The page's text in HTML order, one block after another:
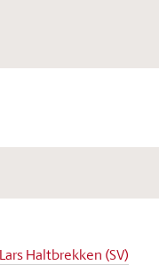
Lars Haltbrekken (SV)